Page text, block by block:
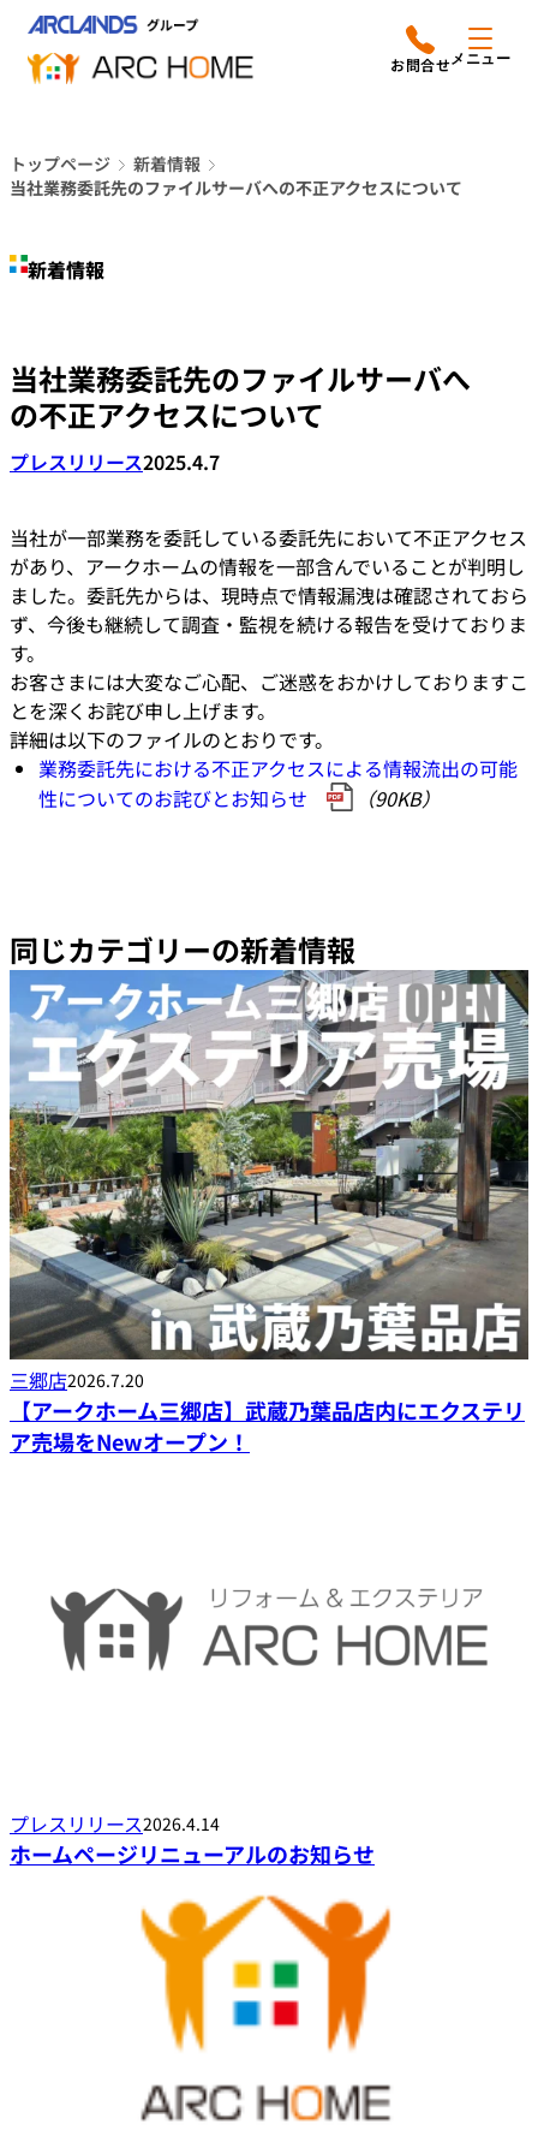
ッ
プ
アークホームについて
施工事例
店舗案内
会社情報
オーナー向け会員サービス
よくあるご質問
採用情報はこちら
メニュー
営業時間は
平日9時から18時までと
電話をかける
トップページ
新着情報
当社業務委託先のファイルサーバへの不正アクセスについて
新着情報
当社業務委託先のファイルサーバへ
の不正アクセスについて
プレスリリース2025.4.7
当社が一部業務を委託している委託先において不正アクセス
があり、アークホームの情報を一部含んでいることが判明し
ました。委託先からは、現時点で情報漏洩は確認されておら
ず、今後も継続して調査・監視を続ける報告を受けておりま
す。
お客さまには大変なご心配、ご迷惑をおかけしておりますこ
とを深くお詫び申し上げます。
詳細は以下のファイルのとおりです。
業務委託先における不正アクセスによる情報流出の可能
性についてのお詫びとお知らせ
（90KB）
同じカテゴリーの新着情報
三郷店2026.7.20
【アークホーム三郷店】武蔵乃葉品店内にエクステリ
ア売場をNewオープン！
プレスリリース2026.4.14
ホームページリニューアルのお知らせ